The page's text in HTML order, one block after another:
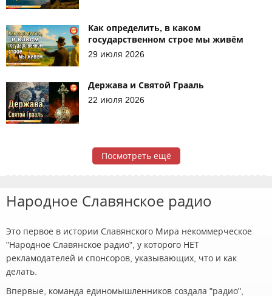
Как определить, в каком
государственном строе мы живём
29 июля 2026
Держава и Святой Грааль
22 июля 2026
Посмотреть ещё
Народное Славянское радио
Это первое в истории Славянского Мира некоммерческое
"Народное Славянское радио", у которого НЕТ
рекламодателей и спонсоров, указывающих, что и как
делать.
Впервые, команда единомышленников создала "радио",